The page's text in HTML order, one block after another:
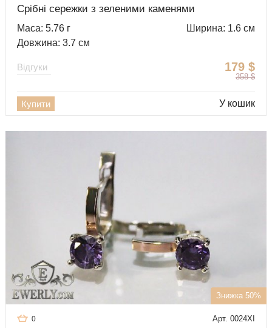
Срібні сережки з зеленими каменями
Маса: 5.76 г
Ширина: 1.6 см
Довжина: 3.7 см
179 $
358 $
Відгуки
Купити У кошик
Знижка 50%
Арт. 0024XI
0